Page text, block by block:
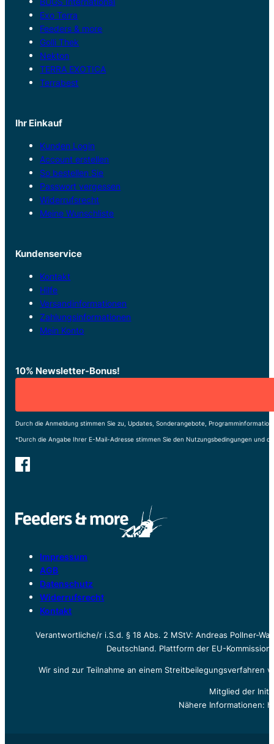
Exo Terra
Feeders & more
Golli Thek
Nekton
TERRA EXOTICA
Terrabest
Ihr Einkauf
Kunden Login
Account erstellen
So bestellen Sie
Passwort vergessen
Widerrufsrecht
Meine Wunschliste
Kundenservice
Kontakt
Hilfe
Versandinformationen
Zahlungsinformationen
Mein Konto
10% Newsletter-Bonus!
Durch die Anmeldung stimmen Sie zu, Updates, Sonderangebote,
*Durch die Angabe Ihrer E-Mail-Adresse stimmen Sie den Nutzungsbedingungen und
Impressum
AGB
Datenschutz
Widerrufsrecht
Kontakt
Verantwortliche/r i.S.d. § 18 Abs. 2 MStV: Andreas Pollner-
Deutschland. Plattform der EU-
Wir sind zur Teilnahme an einem
Mitglied der
Nähere Informationen: